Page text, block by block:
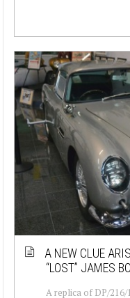
A NEW CLUE
“LOST” JAMES
A replica of DP/216/